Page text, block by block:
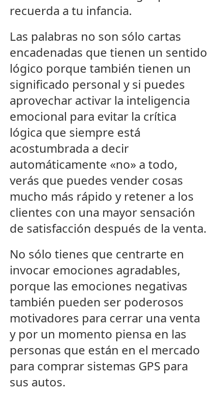
recuerda a tu infancia.
Las palabras no son sólo cartas
encadenadas que tienen un sentido
lógico porque también tienen un
significado personal y si puedes
aprovechar activar la inteligencia
emocional para evitar la crítica
lógica que siempre está
acostumbrada a decir
automáticamente «no» a todo,
verás que puedes vender cosas
mucho más rápido y retener a los
clientes con una mayor sensación
de satisfacción después de la venta.
No sólo tienes que centrarte en
invocar emociones agradables,
porque las emociones negativas
también pueden ser poderosos
motivadores para cerrar una venta
y por un momento piensa en las
personas que están en el mercado
para comprar sistemas GPS para
sus autos.